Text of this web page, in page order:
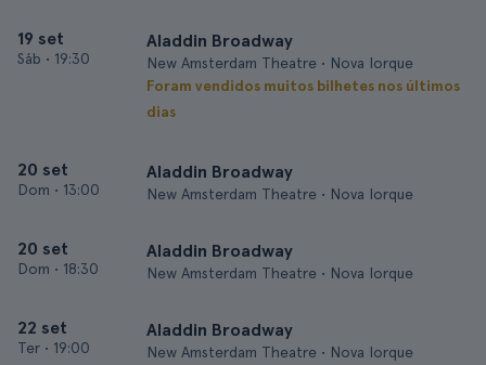
19 set
Sáb • 19:30
Aladdin Broadway
New Amsterdam Theatre • Nova Iorque
Foram vendidos muitos bilhetes nos últimos
dias
20 set
Dom • 13:00
Aladdin Broadway
New Amsterdam Theatre • Nova Iorque
20 set
Dom • 18:30
Aladdin Broadway
New Amsterdam Theatre • Nova Iorque
22 set
Ter • 19:00
Aladdin Broadway
New Amsterdam Theatre • Nova Iorque